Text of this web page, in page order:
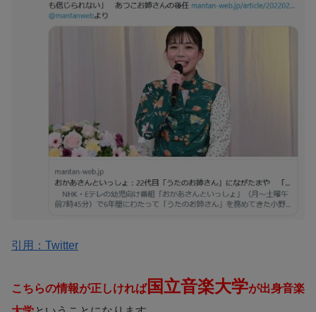
引用：Twitter
こちらの情報が正しければ国立音楽大学が出身音楽